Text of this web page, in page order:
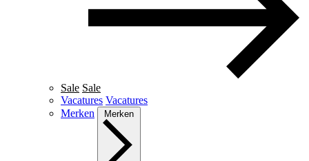
Sale Sale
Vacatures Vacatures
Merken
Merken